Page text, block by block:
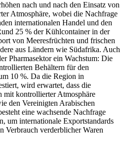
nach und nach den Einsatz von
Atmosphäre, wobei die Nachfrage
internationalen Handel und den
25 % der Kühlcontainer in der
von Meeresfrüchten und frischen
aus Ländern wie Südafrika. Auch
Pharmasektor ein Wachstum: Die
Behältern für den
10 %. Da die Region in
wird erwartet, dass die
kontrollierter Atmosphäre
den Vereinigten Arabischen
eine wachsende Nachfrage
um internationale Exportstandards
Verbrauch verderblicher Waren